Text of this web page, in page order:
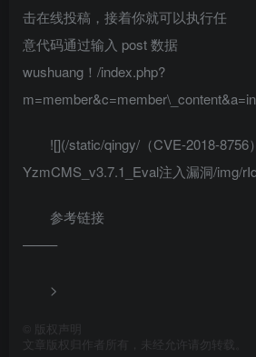
击在线投稿，接着你就可以执行任
意代码通过输入 post 数据
wushuang！/index.php?
![](/static/qingy/（CVE-2018-8756）
YzmCMS_v3.7.1_Eval注入漏洞/img/
参考链接
——–
>
版权声明
文章版权归作者所有，未经允许请勿转载。